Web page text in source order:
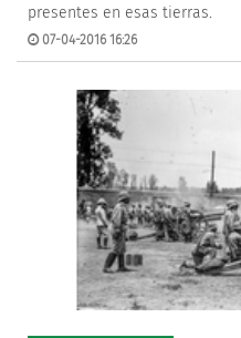
presentes en esas tierras.
07-04-2016 16:26